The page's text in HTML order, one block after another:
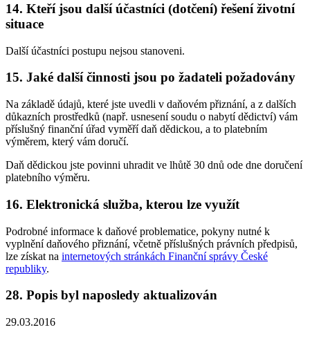
14. Kteří jsou další účastníci (dotčení) řešení životní
situace
Další účastníci postupu nejsou stanoveni.
15. Jaké další činnosti jsou po žadateli požadovány
Na základě údajů, které jste uvedli v daňovém přiznání, a z dalších
důkazních prostředků (např. usnesení soudu o nabytí dědictví) vám
příslušný finanční úřad vyměří daň dědickou, a to platebním
výměrem, který vám doručí.
Daň dědickou jste povinni uhradit ve lhůtě 30 dnů ode dne doručení
platebního výměru.
16. Elektronická služba, kterou lze využít
Podrobné informace k daňové problematice, pokyny nutné k
vyplnění daňového přiznání, včetně příslušných právních předpisů,
lze získat na internetových stránkách Finanční správy České
republiky.
28. Popis byl naposledy aktualizován
29.03.2016